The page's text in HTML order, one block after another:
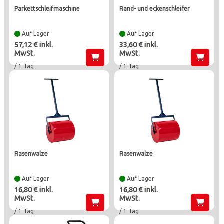
parkettschleifmaschine
Auf Lager
57,12 € inkl.
MwSt.
/ 1 Tag
rand- und eckenschleifer
Auf Lager
33,60 € inkl.
MwSt.
/ 1 Tag
rasenwalze
Auf Lager
16,80 € inkl.
MwSt.
/ 1 Tag
rasenwalze
Auf Lager
16,80 € inkl.
MwSt.
/ 1 Tag